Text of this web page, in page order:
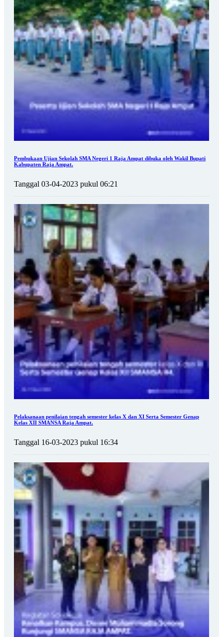
Pembukaan Ujian Sekolah SMA Negeri 1 Raja Ampat dibuka oleh Wakil Bupati
Kabupaten Raja Ampat.
Tanggal 03-04-2023 pukul 06:21
Pelaksanaan penilaian tengah semester kelas X dan XI Serta Semester Genap
Kelas XII SMANSA Raja Ampat.
Tanggal 16-03-2023 pukul 16:34